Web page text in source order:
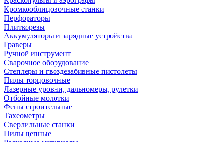
Кромкооблицовочные станки
Перфораторы
Плиткорезы
Аккумуляторы и зарядные устройства
Граверы
Ручной инструмент
Сварочное оборудование
Степлеры и гвоздезабивные пистолеты
Пилы торцовочные
Лазерные уровни, дальномеры, рулетки
Отбойные молотки
Фены строительные
Тахеометры
Сверлильные станки
Пилы цепные